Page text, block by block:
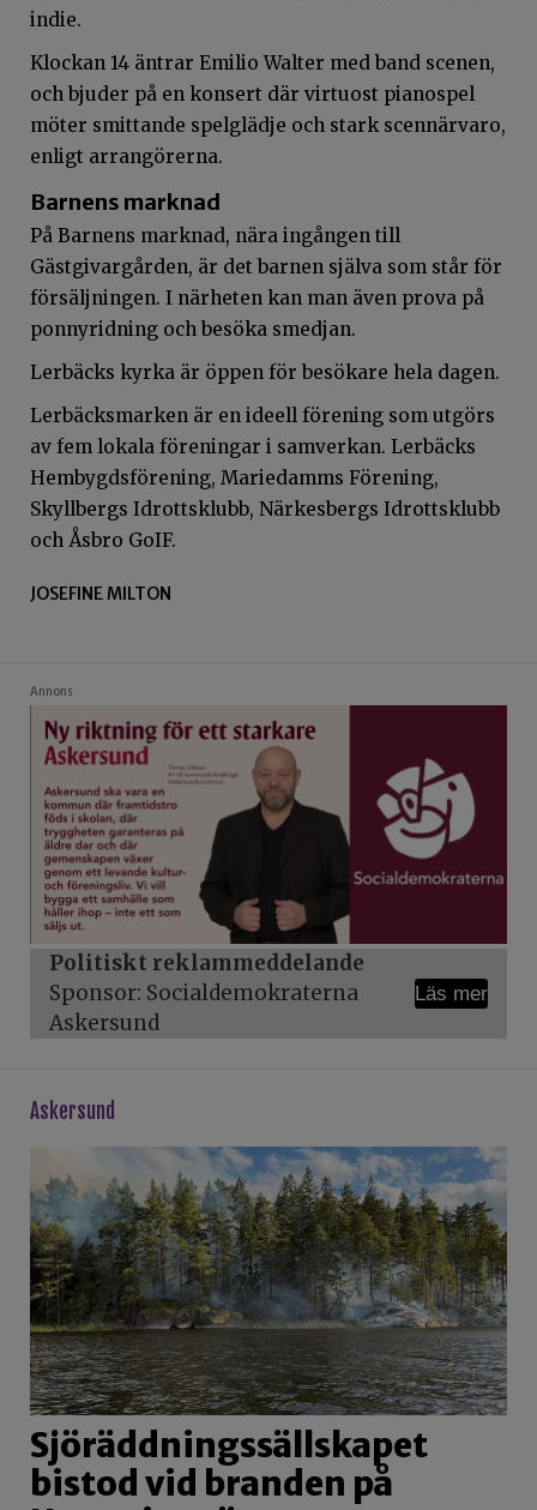
indie.
Klockan 14 äntrar Emilio Walter med band scenen,
och bjuder på en konsert där virtuost pianospel
möter smittande spelglädje och stark scennärvaro,
enligt arrangörerna.
Barnens marknad
På Barnens marknad, nära ingången till
Gästgivargården, är det barnen själva som står för
försäljningen. I närheten kan man även prova på
ponnyridning och besöka smedjan.
Lerbäcks kyrka är öppen för besökare hela dagen.
Lerbäcksmarken är en ideell förening som utgörs
av fem lokala föreningar i samverkan. Lerbäcks
Hembygdsförening, Mariedamms Förening,
Skyllbergs Idrottsklubb, Närkesbergs Idrottsklubb
och Åsbro GoIF.
JOSEFINE MILTON
Annons
Politiskt reklammeddelande
Sponsor: Socialdemokraterna
Askersund
Läs mer
askersund
Sjöräddningssällskapet
bistod vid branden på